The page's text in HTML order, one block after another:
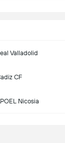
Valladolid
CF
Nicosia